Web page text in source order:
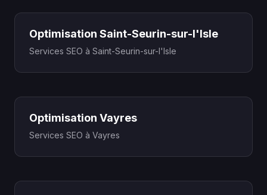
Optimisation Saint-Seurin-sur-l'Isle
Services SEO à Saint-Seurin-sur-l'Isle
Optimisation Vayres
Services SEO à Vayres